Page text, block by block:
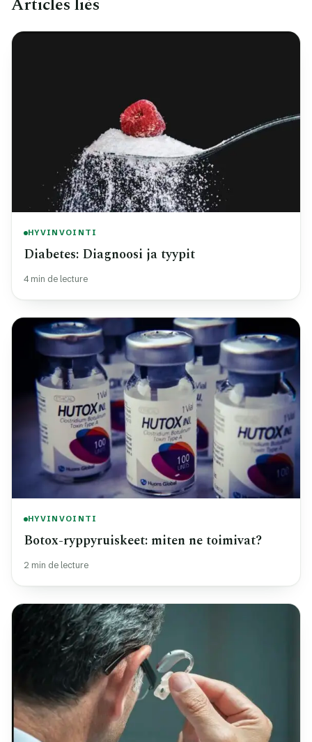
HYVINVOINTI
Diabetes: Diagnoosi ja tyypit
4 min de lecture
HYVINVOINTI
Botox-ryppyruiskeet: miten ne toimivat?
2 min de lecture